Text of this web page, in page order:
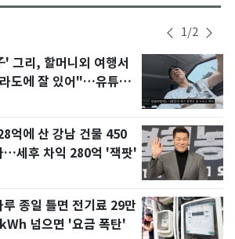
1/2
' 그리, 할머니외 여행서
도에 잘 있어"…유튜브
억에 산 강남 건물 450
…세후 차익 280억 '잭팟'
루 종일 틀면 전기료 29만
넘으면 '요금 폭탄'